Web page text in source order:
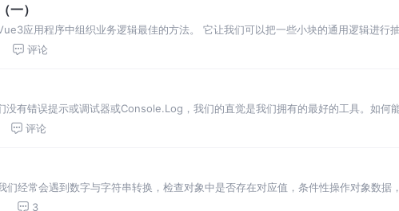
一）
应用程序中组织业务逻辑最佳的方法。 它让我们可以把一些小块的通用逻辑进行
。
评论
没有错误提示或调试器或Console.Log，我们的直觉是我们拥有的最好的工具。如何
评论
们经常会遇到数字与字符串转换，检查对象中是否存在对应值，条件性操作对象数据
常开发中的小技巧，助力开发提效！
3